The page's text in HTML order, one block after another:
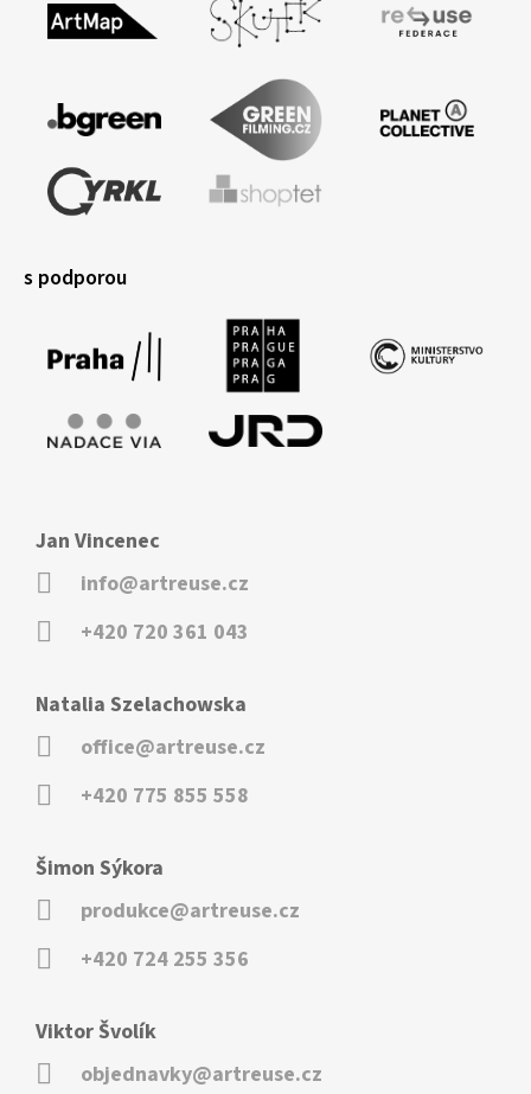
s podporou
Jan Vincenec
info@artreuse.cz
+420 720 361 043
Natalia Szelachowska
office@artreuse.cz
+420 775 855 558
Šimon Sýkora
produkce@artreuse.cz
+420 724 255 356
Viktor Švolík
objednavky@artreuse.cz